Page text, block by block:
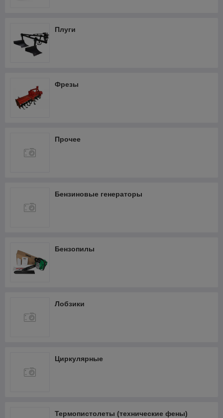
Плуги
Фрезы
Прочее
Бензиновые генераторы
Бензопилы
Лобзики
Циркулярные
Термопистолеты (технические фены)